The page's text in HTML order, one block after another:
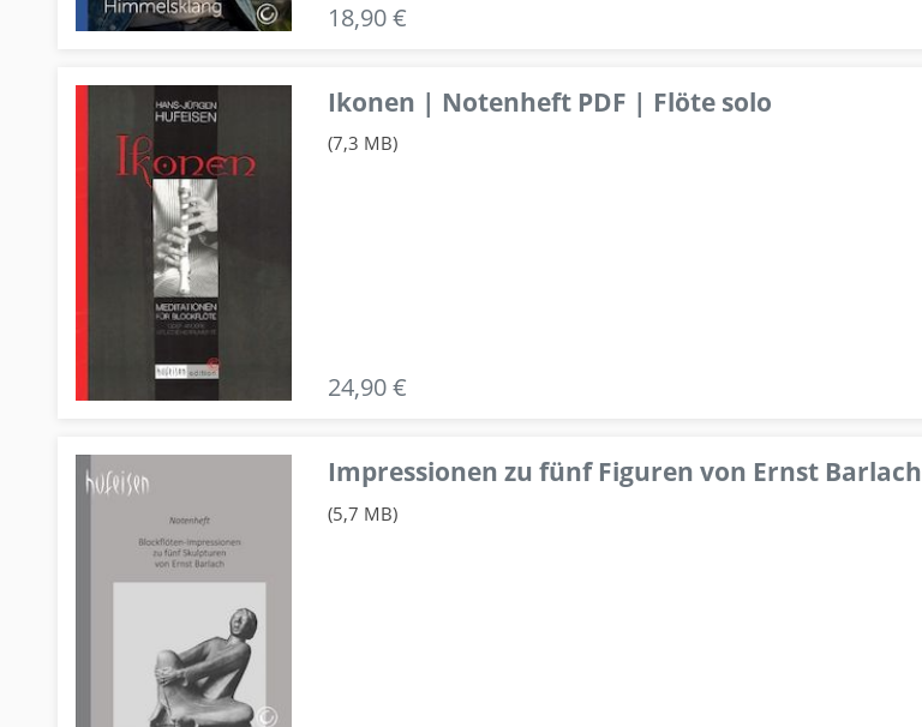
18,90 €
Ikonen | Notenheft PDF | Flöte solo
(7,3 MB)
24,90 €
Impressionen zu fünf Figuren von Ernst Barlach
(5,7 MB)